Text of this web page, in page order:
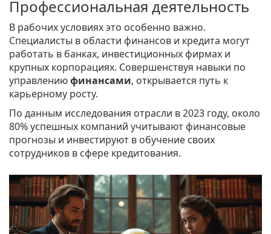
Профессиональная деятельность
В рабочих условиях это особенно важно.
Специалисты в области финансов и кредита могут
работать в банках, инвестиционных фирмах и
крупных корпорациях. Совершенствуя навыки по
управлениюфинансами, открывается путь к
карьерному росту.
По данным исследования отрасли в 2023 году, около
80% успешных компаний учитывают финансовые
прогнозы и инвестируют в обучение своих
сотрудников в сфере кредитования.